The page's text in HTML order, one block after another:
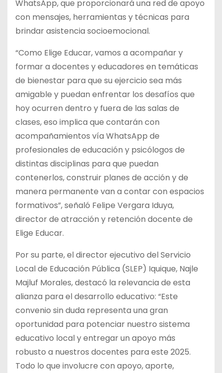
WhatsApp, que proporcionará una red de apoyo
con mensajes, herramientas y técnicas para
brindar asistencia socioemocional.
“Como Elige Educar, vamos a acompañar y
formar a docentes y educadores en temáticas
de bienestar para que su ejercicio sea más
amigable y puedan enfrentar los desafíos que
hoy ocurren dentro y fuera de las salas de
clases, eso implica que contarán con
acompañamientos vía WhatsApp de
profesionales de educación y psicólogos de
distintas disciplinas para que puedan
contenerlos, construir planes de acción y de
manera permanente van a contar con espacios
formativos”, señaló Felipe Vergara Iduya,
director de atracción y retención docente de
Elige Educar.
Por su parte, el director ejecutivo del Servicio
Local de Educación Pública (SLEP) Iquique, Najle
Majluf Morales, destacó la relevancia de esta
alianza para el desarrollo educativo: “Este
convenio sin duda representa una gran
oportunidad para potenciar nuestro sistema
educativo local y entregar un apoyo más
robusto a nuestros docentes para este 2025.
Todo lo que involucre con apoyo, aporte,